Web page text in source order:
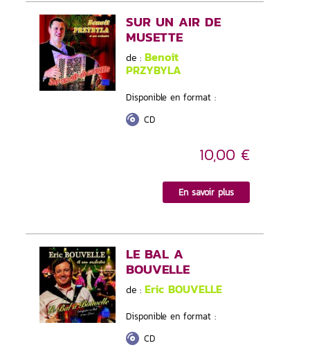
SUR UN AIR DE
MUSETTE
de : Benoit
PRZYBYLA
Disponible en format :
CD
10,00 €
En savoir plus
LE BAL A
BOUVELLE
de : Eric BOUVELLE
Disponible en format :
CD